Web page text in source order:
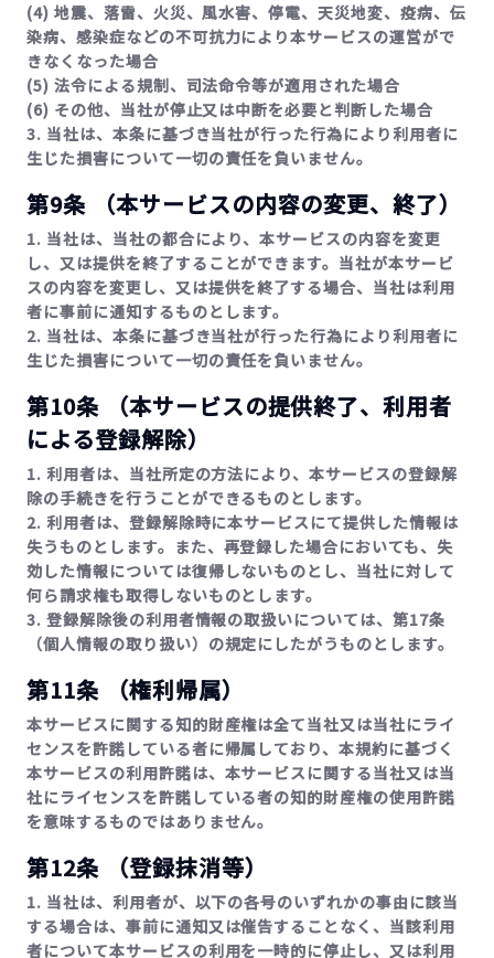
(4) 地震、落雷、火災、風水害、停電、天災地変、疫病、伝
染病、感染症などの不可抗力により本サービスの運営がで
きなくなった場合
(5) 法令による規制、司法命令等が適用された場合
(6) その他、当社が停止又は中断を必要と判断した場合
3. 当社は、本条に基づき当社が行った行為により利用者に
生じた損害について一切の責任を負いません。
第9条 （本サービスの内容の変更、終了）
1. 当社は、当社の都合により、本サービスの内容を変更
し、又は提供を終了することができます。当社が本サービ
スの内容を変更し、又は提供を終了する場合、当社は利用
者に事前に通知するものとします。
2. 当社は、本条に基づき当社が行った行為により利用者に
生じた損害について一切の責任を負いません。
第10条 （本サービスの提供終了、利用者
による登録解除）
1. 利用者は、当社所定の方法により、本サービスの登録解
除の手続きを行うことができるものとします。
2. 利用者は、登録解除時に本サービスにて提供した情報は
失うものとします。また、再登録した場合においても、失
効した情報については復帰しないものとし、当社に対して
何ら請求権も取得しないものとします。
3. 登録解除後の利用者情報の取扱いについては、第17条
（個人情報の取り扱い）の規定にしたがうものとします。
第11条 （権利帰属）
本サービスに関する知的財産権は全て当社又は当社にライ
センスを許諾している者に帰属しており、本規約に基づく
本サービスの利用許諾は、本サービスに関する当社又は当
社にライセンスを許諾している者の知的財産権の使用許諾
を意味するものではありません。
第12条 （登録抹消等）
1. 当社は、利用者が、以下の各号のいずれかの事由に該当
する場合は、事前に通知又は催告することなく、当該利用
者について本サービスの利用を一時的に停止し、又は利用